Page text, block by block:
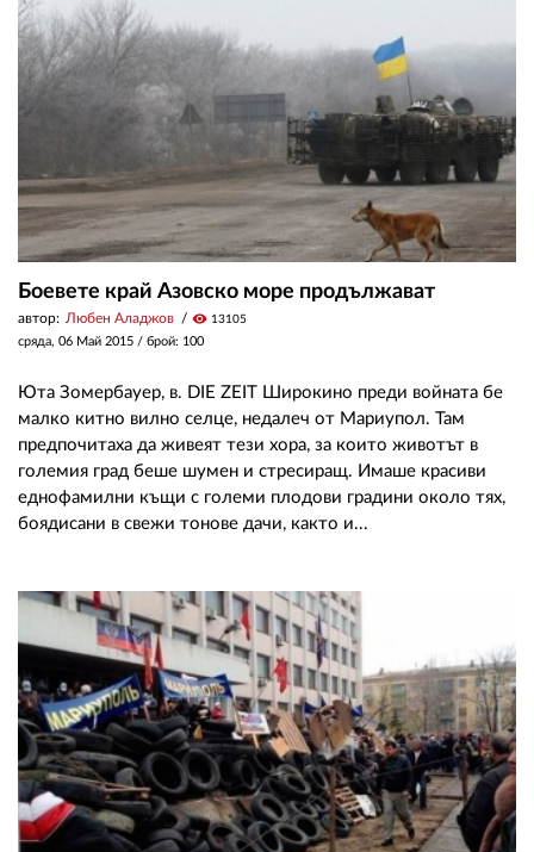
Боевете край Азовско море продължават
автор: Любен Аладжов visibility 13105
сряда, 06 Май 2015 / брой: 100
Юта Зомербауер, в. DIE ZEIT Широкино преди войната бе
малко китно вилно селце, недалеч от Мариупол. Там
предпочитаха да живеят тези хора, за които животът в
големия град беше шумен и стресиращ. Имаше красиви
еднофамилни къщи с големи плодови градини около тях,
боядисани в свежи тонове дачи, както и...